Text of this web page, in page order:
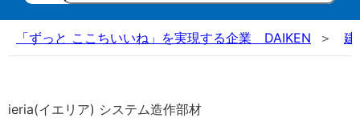
「ずっと ここちいいね」を実現する企業 DAIKEN 建
ieria(イエリア) システム造作部材